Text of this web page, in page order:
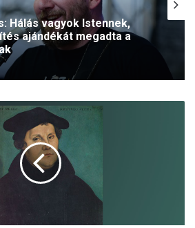
Hálás vagyok Istennek,
ajándékát megadta a